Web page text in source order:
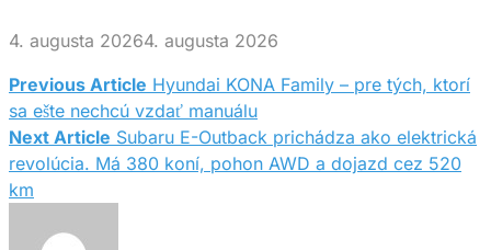
4. augusta 20264. augusta 2026
Navigácia
v
článku
Previous Article Hyundai KONA Family – pre tých, ktorí
sa ešte nechcú vzdať manuálu
Next Article Subaru E-Outback prichádza ako elektrická
revolúcia. Má 380 koní, pohon AWD a dojazd cez 520
km